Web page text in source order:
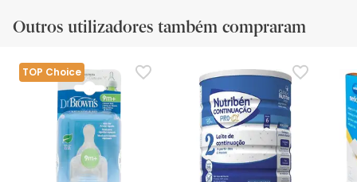
Outros utilizadores também compraram
TOP Choice